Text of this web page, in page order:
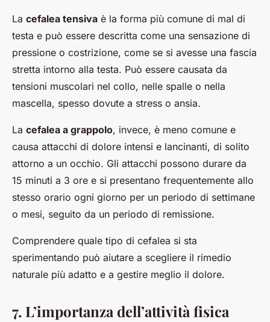
La cefalea tensiva è la forma più comune di mal di
testa e può essere descritta come una sensazione di
pressione o costrizione, come se si avesse una fascia
stretta intorno alla testa. Può essere causata da
tensioni muscolari nel collo, nelle spalle o nella
mascella, spesso dovute a stress o ansia.
La cefalea a grappolo, invece, è meno comune e
causa attacchi di dolore intensi e lancinanti, di solito
attorno a un occhio. Gli attacchi possono durare da
15 minuti a 3 ore e si presentano frequentemente allo
stesso orario ogni giorno per un periodo di settimane
o mesi, seguito da un periodo di remissione.
Comprendere quale tipo di cefalea si sta
sperimentando può aiutare a scegliere il rimedio
naturale più adatto e a gestire meglio il dolore.
7. L’importanza dell’attività fisica